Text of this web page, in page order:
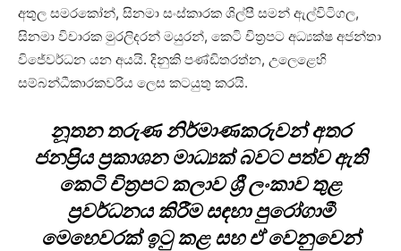
අතුල සමරකෝන්, සිනමා සංස්කාරක ශිල්පී සමන් ඇල්විටිගල,
සිනමා විචාරක මුරලිදරන් මයුරන්, කෙටි චිත්‍රපට අධ්‍යක්ෂ අජන්තා
විජේවර්ධන යන අයයි. දිනුකි පණ්ඩිතරත්න, උලෙළෙහි
සම්බන්ධීකාරකවරිය ලෙස කටයුතු කරයි.
නූතන තරුණ නිර්මාණකරුවන් අතර
ජනප්‍රිය ප්‍රකාශන මාධ්‍යක් බවට පත්ව ඇති
කෙටි චිත්‍රපට කලාව ශ්‍රී ලංකාව තුළ
ප්‍රවර්ධනය කිරීම සඳහා පුරෝගාමී
මෙහෙවරක් ඉටු කළ සහ ඒ වෙනුවෙන්